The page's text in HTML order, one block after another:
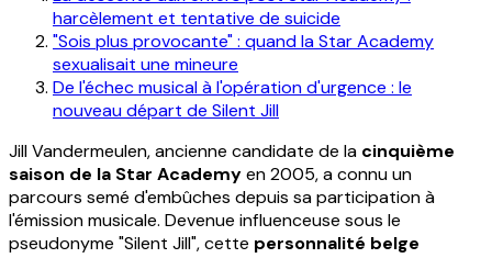
harcèlement et tentative de suicide
"Sois plus provocante" : quand la Star Academy
sexualisait une mineure
De l'échec musical à l'opération d'urgence : le
nouveau départ de Silent Jill
Jill Vandermeulen, ancienne candidate de la cinquième
saison de la Star Academyen 2005, a connu un
parcours semé d'embûches depuis sa participation à
l'émission musicale. Devenue influenceuse sous le
pseudonyme "Silent Jill", cette personnalité belge